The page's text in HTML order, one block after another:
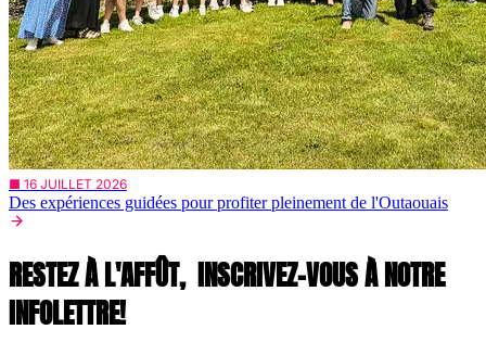
■ 16 JUILLET 2026
Des expériences guidées pour profiter pleinement de l'Outaouais
RESTEZ À L'AFFÛT, INSCRIVEZ-VOUS À NOTRE
INFOLETTRE!